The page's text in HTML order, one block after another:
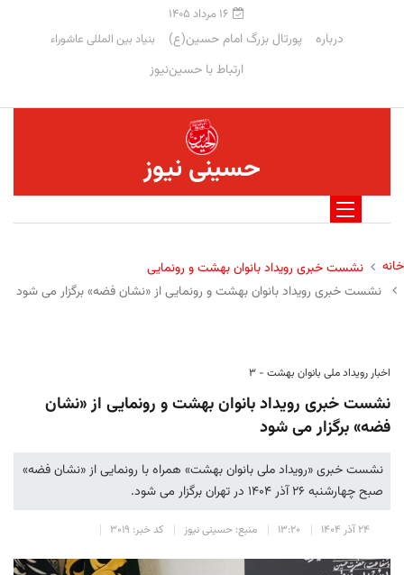
۱۶ مرداد ۱۴۰۵
درباره پورتال بزرگ امام حسین(ع) بنیاد بین المللی عاشوراء
ارتباط با حسین‌نیوز
حسینی نیوز
خانه
نشست خبری رویداد بانوان بهشت و رونمایی
نشست خبری رویداد بانوان بهشت و رونمایی از «نشان فضه» برگزار می شود
اخبار رویداد ملی بانوان بهشت - ۳
نشست خبری رویداد بانوان بهشت و رونمایی از «نشان
فضه» برگزار می شود
نشست خبری «رویداد ملی بانوان بهشت» همراه با رونمایی از «نشان فضه»
صبح چهارشنبه ۲۶ آذر ۱۴۰۴ در تهران برگزار می شود.
۲۴ آذر ۱۴۰۴ ۱۳:۲۰ منبع: حسینی نیوز کد خبر: ۳۰۱۹